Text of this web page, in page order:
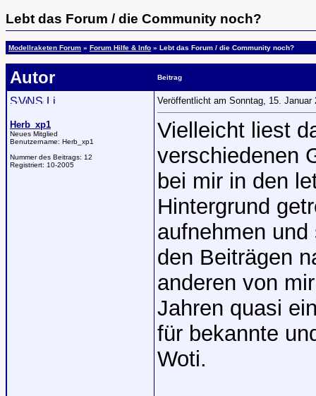
Lebt das Forum / die Community noch?
Modellraketen Forum » Forum Hilfe & Info » Lebt das Forum / die Community noch?
Autor Beitrag
Herb_xp1
Neues Mitglied
Benutzername: Herb_xp1
Nummer des Beitrags: 12
Registriert: 10-2005
Veröffentlicht am Sonntag, 15.
Vielleicht liest
verschiedenen
bei mir in den
Hintergrund
aufnehmen
den Beiträgen
anderen von
Jahren quasi
für bekannte
Woti.